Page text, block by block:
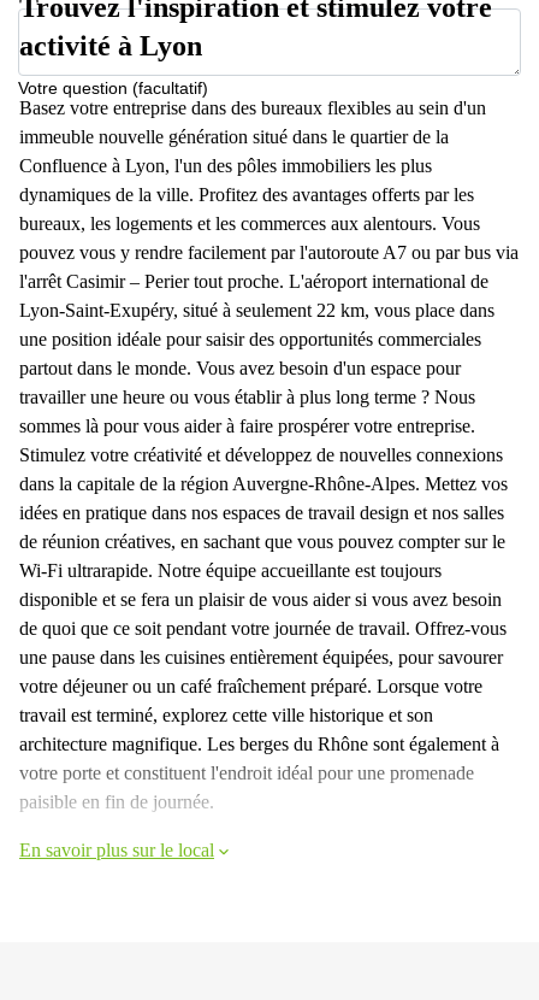
Votre question (facultatif)
Trouvez l'inspiration et stimulez votre
activité à Lyon
Basez votre entreprise dans des bureaux flexibles au sein d'un
immeuble nouvelle génération situé dans le quartier de la
Confluence à Lyon, l'un des pôles immobiliers les plus
dynamiques de la ville. Profitez des avantages offerts par les
bureaux, les logements et les commerces aux alentours. Vous
pouvez vous y rendre facilement par l'autoroute A7 ou par bus via
l'arrêt Casimir – Perier tout proche. L'aéroport international de
Lyon-Saint-Exupéry, situé à seulement 22 km, vous place dans
une position idéale pour saisir des opportunités commerciales
partout dans le monde. Vous avez besoin d'un espace pour
travailler une heure ou vous établir à plus long terme ? Nous
sommes là pour vous aider à faire prospérer votre entreprise.
Stimulez votre créativité et développez de nouvelles connexions
dans la capitale de la région Auvergne-Rhône-Alpes. Mettez vos
idées en pratique dans nos espaces de travail design et nos salles
de réunion créatives, en sachant que vous pouvez compter sur le
Wi-Fi ultrarapide. Notre équipe accueillante est toujours
disponible et se fera un plaisir de vous aider si vous avez besoin
de quoi que ce soit pendant votre journée de travail. Offrez-vous
une pause dans les cuisines entièrement équipées, pour savourer
votre déjeuner ou un café fraîchement préparé. Lorsque votre
travail est terminé, explorez cette ville historique et son
architecture magnifique. Les berges du Rhône sont également à
votre porte et constituent l'endroit idéal pour une promenade
paisible en fin de journée.
En savoir plus sur le local